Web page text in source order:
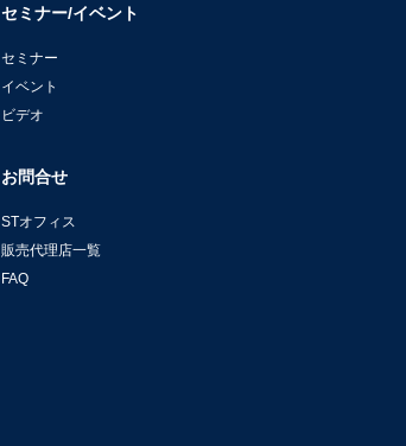
セミナー/イベント
セミナー
イベント
ビデオ
お問合せ
STオフィス
販売代理店一覧
FAQ